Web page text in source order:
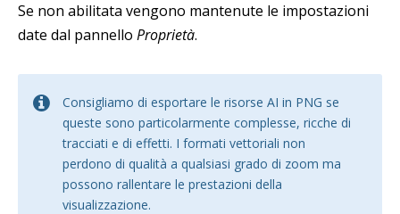
Se non abilitata vengono mantenute le impostazioni
date dal pannello Proprietà.
Consigliamo di esportare le risorse AI in PNG se
queste sono particolarmente complesse, ricche di
tracciati e di effetti. I formati vettoriali non
perdono di qualità a qualsiasi grado di zoom ma
possono rallentare le prestazioni della
visualizzazione.